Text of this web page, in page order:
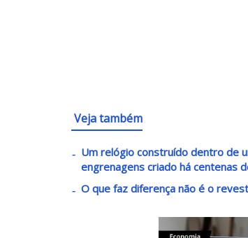
Veja também
Um relógio construído dentro de
engrenagens criado há centenas
O que faz diferença não é o